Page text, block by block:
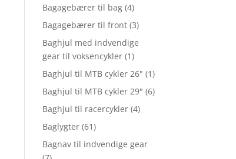
Bagagebærer til bag (4)
Bagagebærer til front (3)
Baghjul med indvendige
gear til voksencykler (1)
Baghjul til MTB cykler 26" (1)
Baghjul til MTB cykler 29" (6)
Baghjul til racercykler (4)
Baglygter (61)
Bagnav til indvendige gear